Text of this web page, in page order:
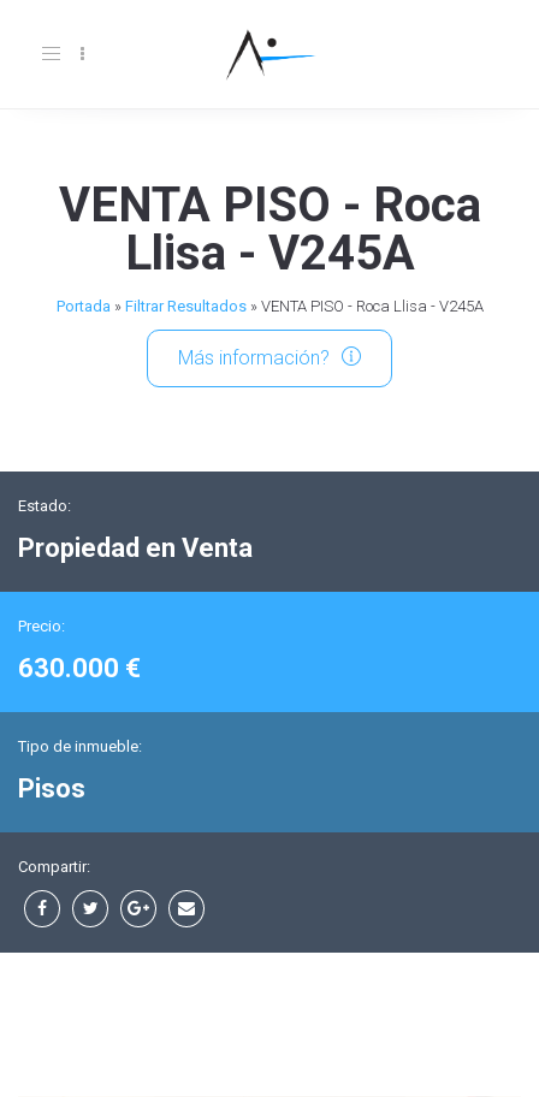
Toggle
VENTA PISO - Roca
Llisa - V245A
Portada » Filtrar Resultados» VENTA PISO - Roca Llisa - V245A
Más información?
Estado:
Propiedad en Venta
Precio:
630.000 €
Tipo de inmueble:
Pisos
Compartir: